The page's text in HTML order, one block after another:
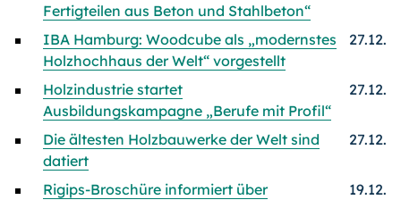
Fertigteilen aus Beton und Stahlbeton“
IBA Hamburg: Woodcube als „modernstes
Holzhochhaus der Welt“ vorgestellt
27.12.
Holzindustrie startet
Ausbildungskampagne „Berufe mit Profil“
27.12.
Die ältesten Holzbauwerke der Welt sind
datiert
27.12.
Rigips-Broschüre informiert über
19.12.